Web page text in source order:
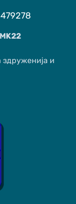
здруженија и